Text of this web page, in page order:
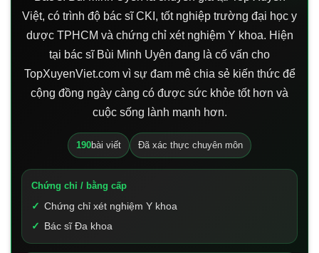
Việt, có trình độ bác sĩ CKI, tốt nghiệp trường đại học y
dược TPHCM và chứng chỉ xét nghiệm Y khoa. Hiện
tại bác sĩ Bùi Minh Uyên đang là cố vấn cho
TopXuyenViet.com vì sự đam mê chia sẻ kiến thức để
cộng đồng ngày càng có được sức khỏe tốt hơn và
cuộc sống lành mạnh hơn.
190bài viết Đã xác thực chuyên môn
Chứng chỉ / bằng cấp
Chứng chỉ xét nghiệm Y khoa
Bác sĩ Đa khoa